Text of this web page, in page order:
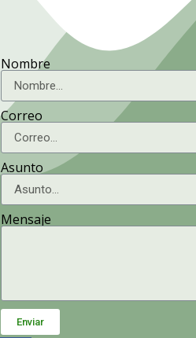
Nombre
Correo
Asunto
Mensaje
Enviar